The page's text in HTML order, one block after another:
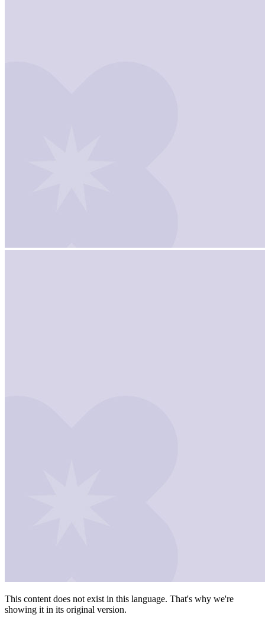
This content does not exist in this language. That's why we're
showing it in its original version.